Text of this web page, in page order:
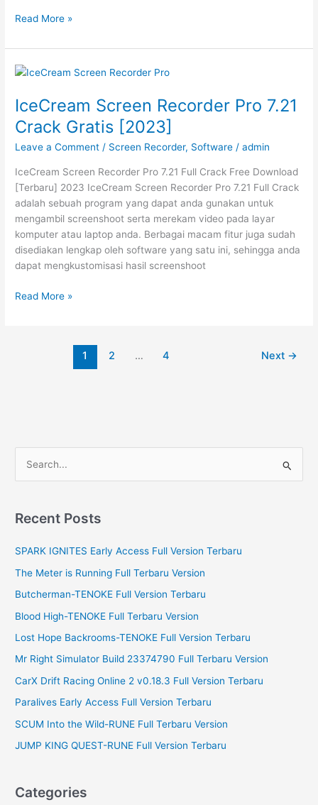
Screenpresso
2.1.8
Multilingual
Gratis
2023
Read More »
IceCream Screen Recorder Pro 7.21
Crack Gratis [2023]
Leave a Comment / Screen Recorder, Software /admin
IceCream Screen Recorder Pro 7.21 Full Crack Free Download
[Terbaru] 2023 IceCream Screen Recorder Pro 7.21 Full Crack
adalah sebuah program yang dapat anda gunakan untuk
mengambil screenshoot serta merekam video pada layar
komputer atau laptop anda. Berbagai macam fitur juga sudah
disediakan lengkap oleh software yang satu ini, sehingga anda
dapat mengkustomisasi hasil screenshoot
IceCream
Read More »
1 2 … 4 Next →
r
h
f
o
Recent Posts
SPARK IGNITES Early Access Full Version Terbaru
The Meter is Running Full Terbaru Version
Butcherman-TENOKE Full Version Terbaru
Blood High-TENOKE Full Terbaru Version
Lost Hope Backrooms-TENOKE Full Version Terbaru
Mr Right Simulator Build 23374790 Full Terbaru Version
CarX Drift Racing Online 2 v0.18.3 Full Version Terbaru
Paralives Early Access Full Version Terbaru
SCUM Into the Wild-RUNE Full Terbaru Version
JUMP KING QUEST-RUNE Full Version Terbaru
Categories